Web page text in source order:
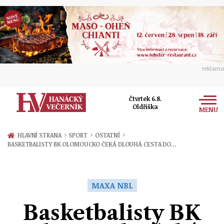
reklama
Čtvrtek 6.8.
Oldřiška
MENU
Zprávy
Přerov
Ekonomika
Ženy
Sport
HLAVNÍ STRANA › SPORT › OSTATNÍ ›
BASKETBALISTY BK OLOMOUCKO ČEKÁ DLOUHÁ CESTA DO…
MAXA NBL
Basketbalisty BK